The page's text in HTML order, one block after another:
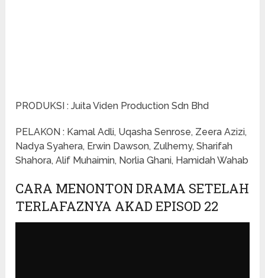
PRODUKSI : Juita Viden Production Sdn Bhd
PELAKON : Kamal Adli, Uqasha Senrose, Zeera Azizi,
Nadya Syahera, Erwin Dawson, Zulhemy, Sharifah
Shahora, Alif Muhaimin, Norlia Ghani, Hamidah Wahab
CARA MENONTON DRAMA SETELAH
TERLAFAZNYA AKAD EPISOD 22